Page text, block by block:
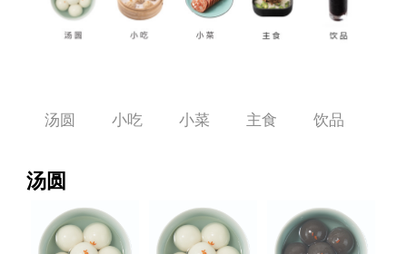
汤圆 小吃 小菜 主食 饮品
汤圆